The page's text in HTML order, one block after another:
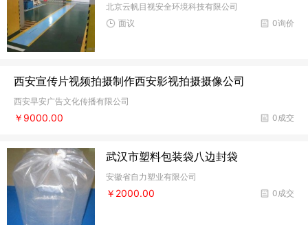
北京云帆目视安全环境科技有限公司
0询价
面议
西安宣传片视频拍摄制作西安影视拍摄摄像公司
西安早安广告文化传播有限公司
0成交
￥9000.00
武汉市塑料包装袋八边封袋
安徽省自力塑业有限公司
0成交
￥2000.00